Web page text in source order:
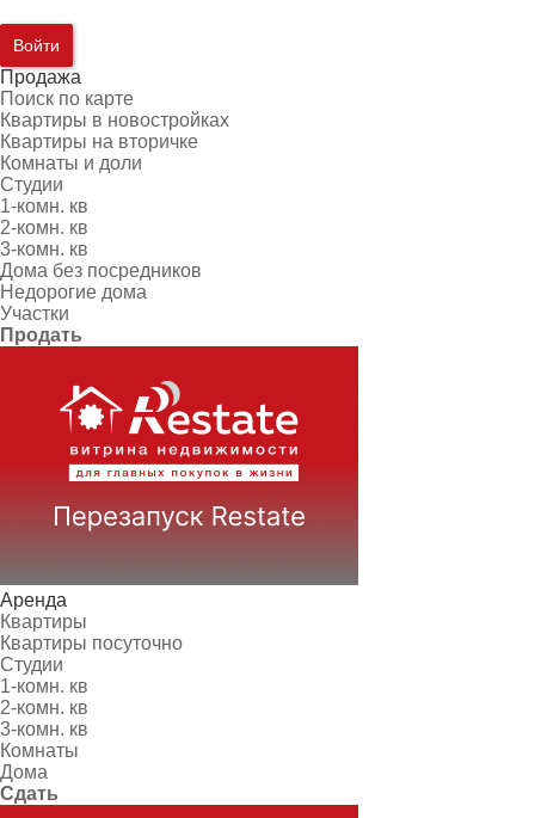
Войти
Продажа
Поиск по карте
Квартиры в новостройках
Квартиры на вторичке
Комнаты и доли
Студии
1-комн. кв
2-комн. кв
3-комн. кв
Дома без посредников
Недорогие дома
Участки
Продать
Аренда
Квартиры
Квартиры посуточно
Студии
1-комн. кв
2-комн. кв
3-комн. кв
Комнаты
Дома
Сдать